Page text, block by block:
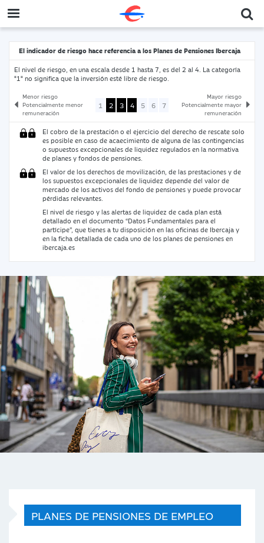
El indicador de riesgo hace referencia a los Planes de Pensiones Ibercaja
El nivel de riesgo, en una escala desde 1 hasta 7, es del 2 al 4. La categoría
"1" no significa que la inversión esté libre de riesgo.
Menor riesgo
Potencialmente menor
remuneración
1 2 3 4 5 6 7
Mayor riesgo
Potencialmente mayor
remuneración
El cobro de la prestación o el ejercicio del derecho de rescate solo
es posible en caso de acaecimiento de alguna de las contingencias
o supuestos excepcionales de liquidez regulados en la normativa
de planes y fondos de pensiones.
El valor de los derechos de movilización, de las prestaciones y de
los supuestos excepcionales de liquidez depende del valor de
mercado de los activos del fondo de pensiones y puede provocar
pérdidas relevantes.
El nivel de riesgo y las alertas de liquidez de cada plan está
detallado en el documento “Datos Fundamentales para el
partícipe”, que tienes a tu disposición en las oficinas de Ibercaja y
en la ficha detallada de cada uno de los planes de pensiones en
ibercaja.es
PLANES DE PENSIONES DE EMPLEO